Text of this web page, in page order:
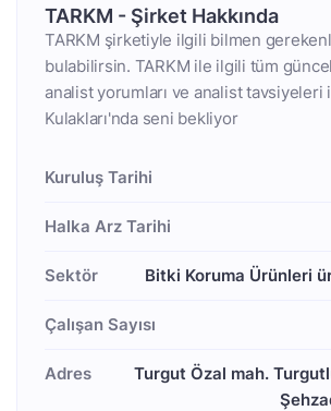
TARKM - Şirket Hakkında
TARKM şirketiyle ilgili bilmen
bulabilirsin. TARKM ile ilgili tüm
analist yorumları ve analist tavsiyeleri
Kulakları'nda seni bekliyor
Kuruluş Tarihi
Halka Arz Tarihi
Sektör Bitki Koruma Ürünleri
Çalışan Sayısı
Adres
Turgut Özal mah.